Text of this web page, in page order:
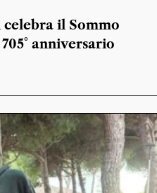
celebra il Sommo
anniversario